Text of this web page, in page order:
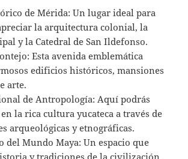
de Mérida: Un lugar ideal para
la arquitectura colonial, la
y la Catedral de San Ildefonso.
Esta avenida emblemática
edificios históricos, mansiones
arte.
de Antropología: Aquí podrás
la rica cultura yucateca a través de
arqueológicas y etnográficas.
del Mundo Maya: Un espacio que
y tradiciones de la civilización